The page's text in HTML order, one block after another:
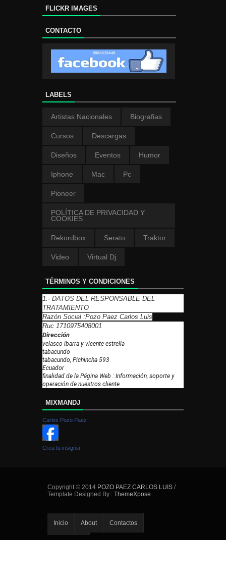
FLICKR IMAGES
CONTACTO
LABELS
Artistas Nacionales Biografias
Cursos Descargas
Diseños Eventos Humor
Iphone Mac Pc
Pioneer
POLÍTICA DE PRIVACIDAD Y
COOKIES
Rekordbox Serato Traktor
Video Virtual Dj
TÉRMINOS Y CONDICIONES
1.- DATOS DEL RESPONSABLE DEL
TRATAMIENTO
Razón Social :Pozo Paez Carlos Luis
Ruc 1710975408001
Dirección
velasco ibarra y vicente estrella
tabacundo
tabacundo, Pichincha 593
Ecuador
finalidad de la Página Web : Información, soporte y
operación de nuestros cliente
MIXMANDJ
Carlos Pozo Paez
Crea tu insignia
Copyright © 2014 POZO PAEZ CARLOS LUIS /
Template Designed By : ThemeXpose
Inicio About Contactos
Error Page